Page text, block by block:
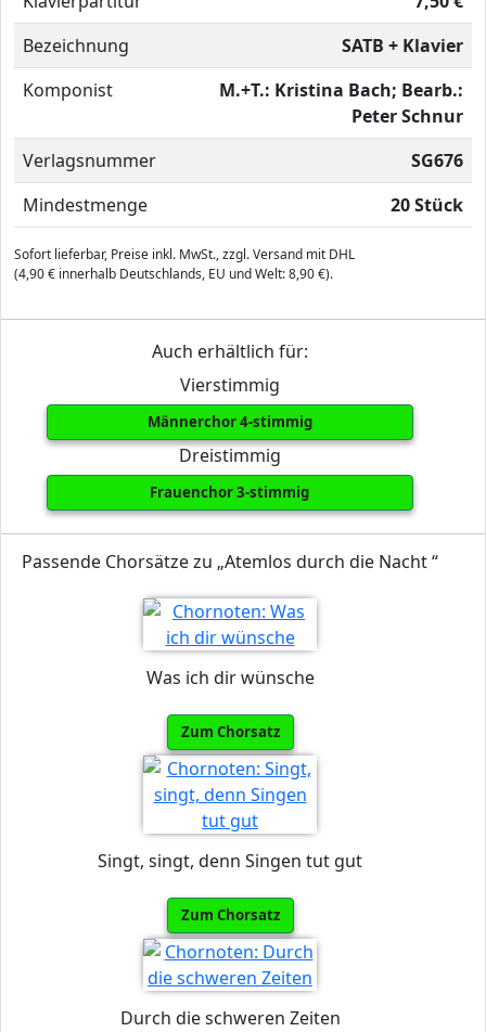
Bezeichnung
SATB + Klavier
Komponist
M.+T.: Kristina Bach; Bearb.:
Peter Schnur
Verlagsnummer
SG676
Mindestmenge
20 Stück
Sofort lieferbar, Preise inkl. MwSt., zzgl. Versand mit DHL
(4,90 € innerhalb Deutschlands, EU und Welt: 8,90 €).
Auch erhältlich für:
Vierstimmig
Männerchor 4-stimmig
Dreistimmig
Frauenchor 3-stimmig
Passende Chorsätze zu „Atemlos durch die Nacht “
Was ich dir wünsche
Zum Chorsatz
Singt, singt, denn Singen tut gut
Zum Chorsatz
Durch die schweren Zeiten